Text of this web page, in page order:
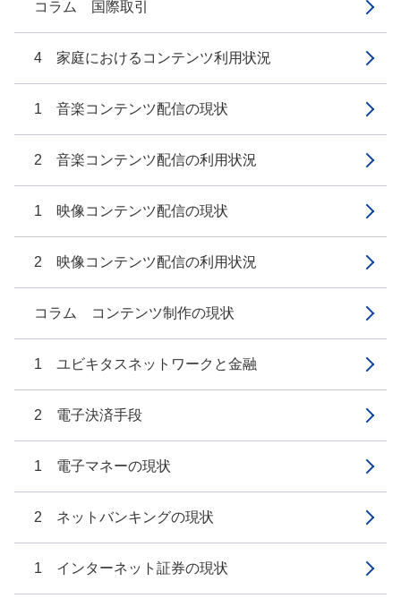
コラム 国際取引
4 家庭におけるコンテンツ利用状況
1 音楽コンテンツ配信の現状
2 音楽コンテンツ配信の利用状況
1 映像コンテンツ配信の現状
2 映像コンテンツ配信の利用状況
コラム コンテンツ制作の現状
1 ユビキタスネットワークと金融
2 電子決済手段
1 電子マネーの現状
2 ネットバンキングの現状
1 インターネット証券の現状